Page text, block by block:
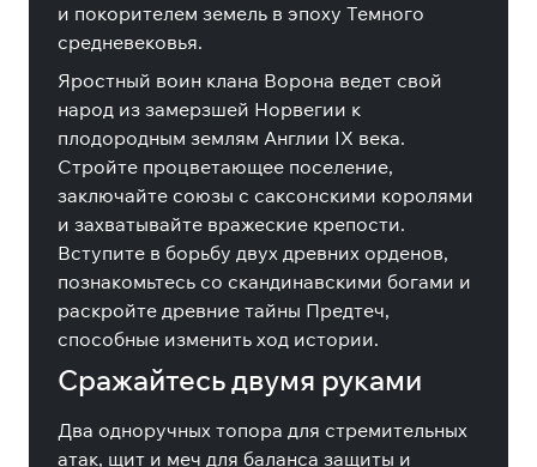
и покорителем земель в эпоху Темного
средневековья.
Яростный воин клана Ворона ведет свой
народ из замерзшей Норвегии к
плодородным землям Англии IX века.
Стройте процветающее поселение,
заключайте союзы с саксонскими королями
и захватывайте вражеские крепости.
Вступите в борьбу двух древних орденов,
познакомьтесь со скандинавскими богами и
раскройте древние тайны Предтеч,
способные изменить ход истории.
Сражайтесь двумя руками
Два одноручных топора для стремительных
атак, щит и меч для баланса защиты и